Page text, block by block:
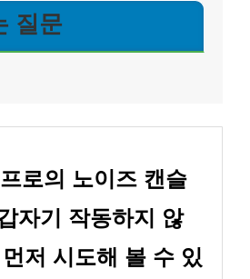
질문
로의 노이즈 캔슬
자기 작동하지 않
저 시도해 볼 수 있